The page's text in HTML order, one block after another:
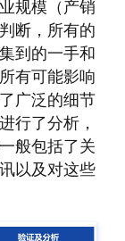
规模（产销
断，所有的
到的一手和
有可能影响
广泛的细节
行了分析，
般包括了关
以及对这些